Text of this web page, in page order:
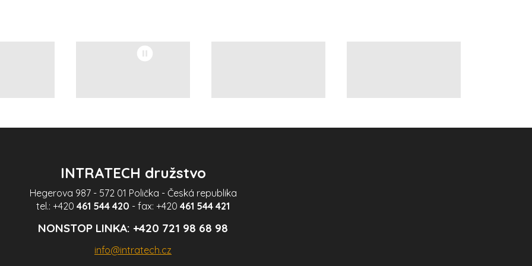
INTRATECH družstvo
Hegerova 987 - 572 01 Polička - Česká republika
tel.: +420 461 544 420 - fax: +420 461 544 421
NONSTOP LINKA: +420 721 98 68 98
info@intratech.cz